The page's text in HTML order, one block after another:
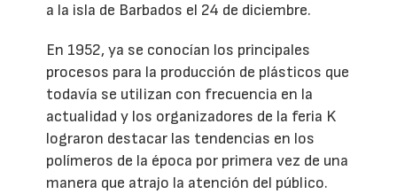
a la isla de Barbados el 24 de diciembre.
En 1952, ya se conocían los principales
procesos para la producción de plásticos que
todavía se utilizan con frecuencia en la
actualidad y los organizadores de la feria K
lograron destacar las tendencias en los
polímeros de la época por primera vez de una
manera que atrajo la atención del público.